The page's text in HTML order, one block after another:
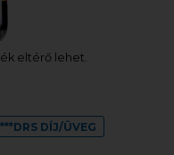
eltérő lehet.
DÍJ/ÜVEG